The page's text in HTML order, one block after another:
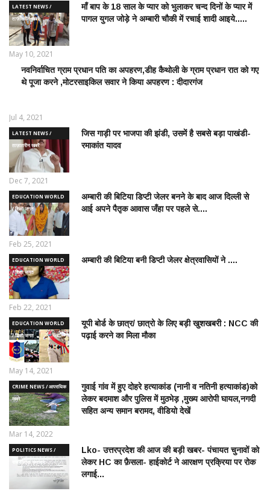
LATEST NEWS /
ताज़ातरीन खबरें
माँ बाप के 18 साल के प्यार को भुलाकर चन्द दिनों के प्यार में
पागल युगल जोड़े ने अम्बारी चौकी में रचाई शादी आइये.....
May 10, 2021
LATEST
NEWS /
नवनिर्वाचित ग्राम प्रधान पति का अपहरण,डीह कैथोली के ग्राम प्रधान रात को गए
थे पूजा करने ,मोटरसाइकिल सवार ने किया अपहरण : दीदारगंज
Jul 4, 2021
LATEST NEWS /
ताज़ातरीन खबरें
जिस गाड़ी पर भाजपा की झंडी, उसमें है सबसे बड़ा पाखंडी-
रमाकांत यादव
Dec 7, 2021
EDUCATION WORLD
/ शिक्षा जगत
अम्बारी की बिटिया डिप्टी जेलर बनने के बाद आज दिल्ली से
आई अपने पैतृक आवास जँहा पर पहले से....
Feb 25, 2021
EDUCATION WORLD
/ शिक्षा जगत
अम्बारी की बिटिया बनी डिप्टी जेलर क्षेत्रवासियों ने ....
Feb 22, 2021
EDUCATION WORLD
/ शिक्षा जगत
यूपी बोर्ड के छात्र/ छात्रो के लिए बड़ी खुशखबरी : NCC की
पढ़ाई करने का मिला मौका
May 14, 2021
CRIME NEWS / आपराधिक
ख़बरे
गुवाई गांव में हुए दोहरे हत्याकांड (नानी व नतिनी हत्याकांड)को
लेकर बदमाश और पुलिस में मुठभेड़ ,मुख्य आरोपी घायल,नगदी
सहित अन्य समान बरामद, वीडियो देखें
Mar 14, 2022
POLITICS NEWS /
राजनीतिक समाचार
Lko- उत्तरप्रदेश की आज की बड़ी खबर- पंचायत चुनावों को
लेकर HC का फ़ैसला- हाईकोर्ट ने आरक्षण प्रक्रिया पर रोक
लगाई...